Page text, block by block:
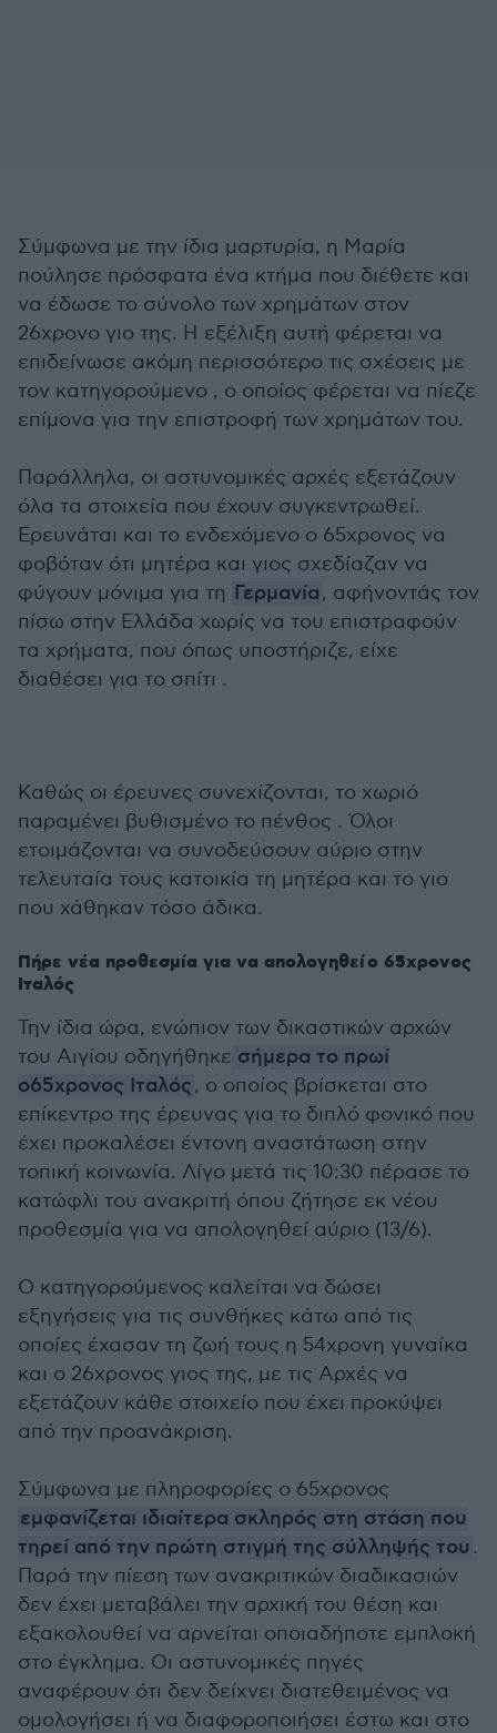
Σύμφωνα με την ίδια μαρτυρία, η Μαρία
πούλησε πρόσφατα ένα κτήμα που διέθετε και
να έδωσε το σύνολο των χρημάτων στον
26χρονο γιο της. Η εξέλιξη αυτή φέρεται να
επιδείνωσε ακόμη περισσότερο τις σχέσεις με
τον κατηγορούμενο , ο οποίος φέρεται να πίεζε
επίμονα για την επιστροφή των χρημάτων του.
Παράλληλα, οι αστυνομικές αρχές εξετάζουν
όλα τα στοιχεία που έχουν συγκεντρωθεί.
Ερευνάται και το ενδεχόμενο ο 65χρονος να
φοβόταν ότι μητέρα και γιος σχεδίαζαν να
φύγουν μόνιμα για τη Γερμανία, αφήνοντάς τον
πίσω στην Ελλάδα χωρίς να του επιστραφούν
τα χρήματα, που όπως υποστήριζε, είχε
διαθέσει για το σπίτι .
Καθώς οι έρευνες συνεχίζονται, το χωριό
παραμένει βυθισμένο το πένθος . Όλοι
ετοιμάζονται να συνοδεύσουν αύριο στην
τελευταία τους κατοικία τη μητέρα και το γιο
που χάθηκαν τόσο άδικα.
Πήρε νέα προθεσμία για να απολογηθεί ο 65χρονος
Ιταλός
Την ίδια ώρα, ενώπιον των δικαστικών αρχών
του Αιγίου οδηγήθηκε σήμερα το πρωί
ο65χρονος Ιταλός, ο οποίος βρίσκεται στο
επίκεντρο της έρευνας για το διπλό φονικό που
έχει προκαλέσει έντονη αναστάτωση στην
τοπική κοινωνία. Λίγο μετά τις 10:30 πέρασε το
κατώφλι του ανακριτή όπου ζήτησε εκ νέου
προθεσμία για να απολογηθεί αύριο (13/6).
Ο κατηγορούμενος καλείται να δώσει
εξηγήσεις για τις συνθήκες κάτω από τις
οποίες έχασαν τη ζωή τους η 54χρονη γυναίκα
και ο 26χρονος γιος της, με τις Αρχές να
εξετάζουν κάθε στοιχείο που έχει προκύψει
από την προανάκριση.
Σύμφωνα με πληροφορίες ο 65χρονος
εμφανίζεται ιδιαίτερα σκληρός στη στάση που
τηρεί από την πρώτη στιγμή της σύλληψής του .
Παρά την πίεση των ανακριτικών διαδικασιών
δεν έχει μεταβάλει την αρχική του θέση και
εξακολουθεί να αρνείται οποιαδήποτε εμπλοκή
στο έγκλημα. Οι αστυνομικές πηγές
αναφέρουν ότι δεν δείχνει διατεθειμένος να
ομολογήσει ή να διαφοροποιήσει έστω και στο